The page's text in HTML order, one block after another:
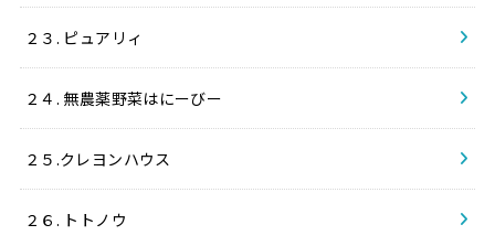
２３. ピュアリィ
２４. 無農薬野菜はにーびー
２５.クレヨンハウス
２６. トトノウ